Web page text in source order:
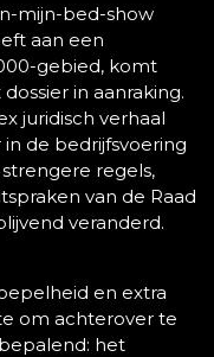
mijn-bed-show
aan een
gebied, komt
in aanraking.
juridisch verhaal
de bedrijfsvoering
regels,
van de Raad
veranderd.
en extra
om achterover te
het